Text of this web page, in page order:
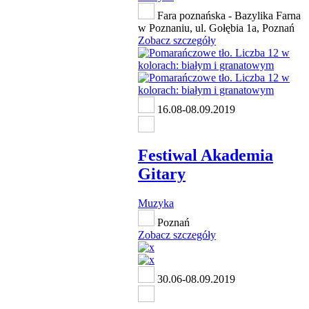
Fara poznańska - Bazylika Farna
w Poznaniu, ul. Gołębia 1a, Poznań
Zobacz szczegóły
16.08-08.09.2019
Festiwal Akademia
Gitary
Muzyka
Poznań
Zobacz szczegóły
30.06-08.09.2019